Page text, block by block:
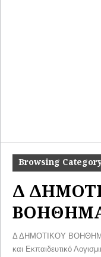
Browsing
Δ
Δ ΔΗΜΟΤΙΚΟΥ
και Εκπαιδευτικό